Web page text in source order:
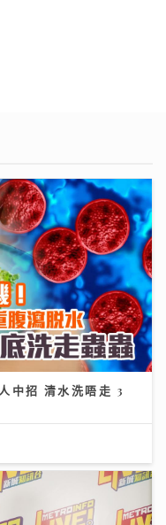
中招 清水洗唔走 3